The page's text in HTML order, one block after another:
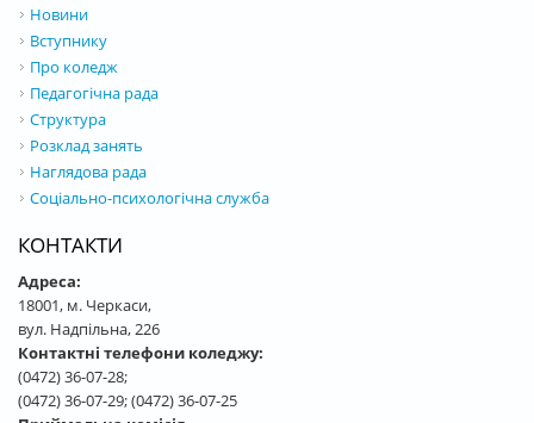
Новини
Вступнику
Про коледж
Педагогічна рада
Структура
Розклад занять
Наглядова рада
Соціально-психологічна служба
КОНТАКТИ
Адреса:
18001, м. Черкаси,
вул. Надпільна, 226
Контактні телефони коледжу:
(0472) 36-07-28;
(0472) 36-07-29; (0472) 36-07-25